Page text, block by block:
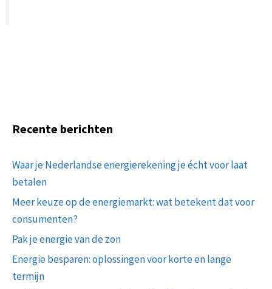
Recente berichten
Waar je Nederlandse energierekening je écht voor laat
betalen
Meer keuze op de energiemarkt: wat betekent dat voor
consumenten?
Pak je energie van de zon
Energie besparen: oplossingen voor korte en lange
termijn